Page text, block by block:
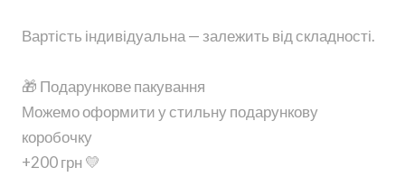
Вартість індивідуальна — залежить від складності.
🎁 Подарункове пакування
Можемо оформити у стильну подарункову
коробочку
+200 грн 💛